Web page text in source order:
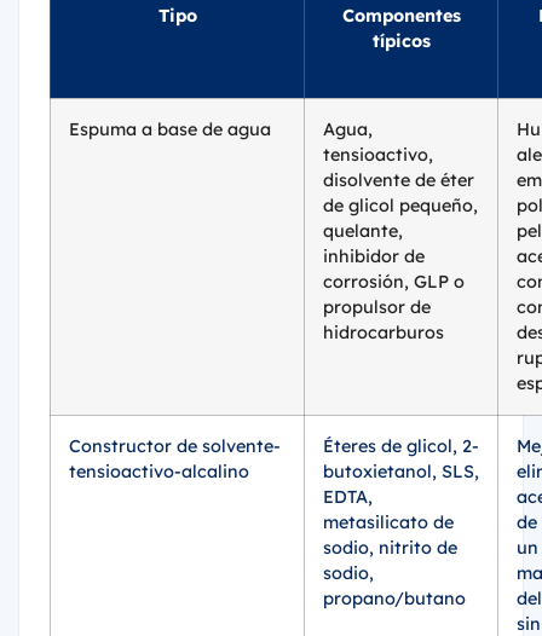
Tipo
Componentes
típicos
Espuma a base de agua
Agua,
tensioactivo,
disolvente de éter
de glicol pequeño,
quelante,
inhibidor de
corrosión, GLP o
propulsor de
hidrocarburos
Constructor de solvente-
tensioactivo-alcalino
Éteres de glicol, 2-
butoxietanol, SLS,
EDTA,
metasilicato de
sodio, nitrito de
sodio,
propano/butano
de
un